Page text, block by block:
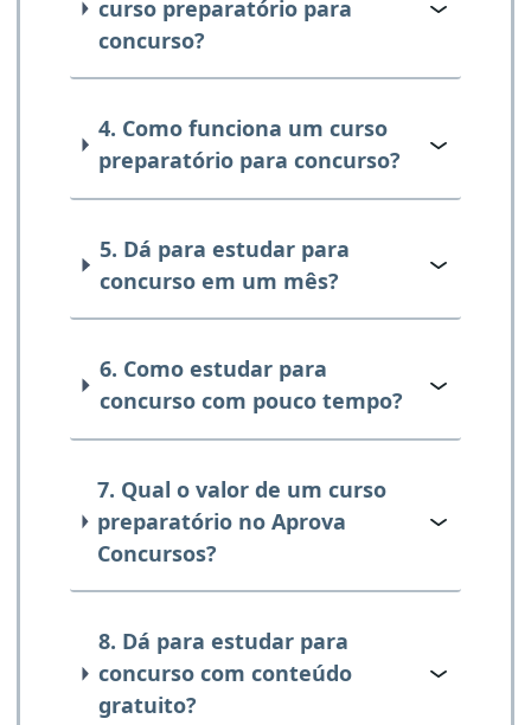
curso preparatório para
concurso?
4. Como funciona um curso
preparatório para concurso?
5. Dá para estudar para
concurso em um mês?
6. Como estudar para
concurso com pouco tempo?
7. Qual o valor de um curso
preparatório no Aprova
Concursos?
8. Dá para estudar para
concurso com conteúdo
gratuito?